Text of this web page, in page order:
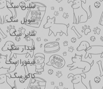
سلبن سگ
سویل سگ
شایر سگ
فیدار سگ
فیفورا سگ
کاکو سگ